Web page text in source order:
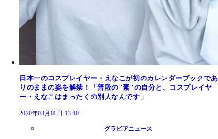
日本一のコスプレイヤー・えなこが初のカレンダーブックであ
りのままの姿を解禁！「普段の"素"の自分と、コスプレイヤ
ー・えなこはまったくの別人なんです」
2020年03月01日 13:00
グラビアニュース